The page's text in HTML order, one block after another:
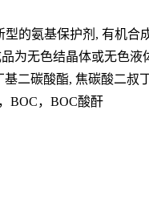
型的氨基保护剂, 有机
为无色结晶体或无色液
基二碳酸酯, 焦碳酸二叔
BOC，BOC酸酐